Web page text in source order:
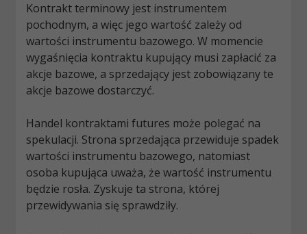
Kontrakt terminowy jest instrumentem
pochodnym, a więc jego wartość zależy od
wartości instrumentu bazowego. W momencie
wygaśnięcia kontraktu kupujący musi zapłacić za
akcje bazowe, a sprzedający jest zobowiązany te
akcje bazowe dostarczyć.
Handel kontraktami futures może polegać na
spekulacji. Strona sprzedająca przewiduje spadek
wartości instrumentu bazowego, natomiast
osoba kupująca uważa, że wartość instrumentu
będzie rosła. Zyskuje ta strona, której
przewidywania się sprawdziły.